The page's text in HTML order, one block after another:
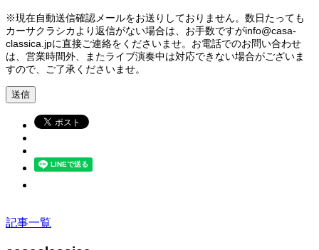
※現在自動送信確認メールをお送りしておりません。数日たっても
カーサクラシカより返信がない場合は、お手数ですがinfo@casa-
classica.jpに直接ご連絡をくださいませ。お電話でのお問い合わせ
は、営業時間外、またライブ演奏中は対応できない場合がございま
すので、ご了承くださいませ。
記事一覧